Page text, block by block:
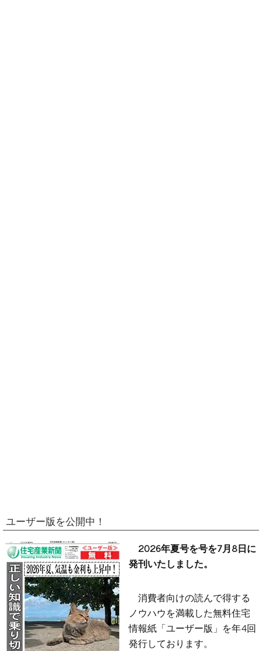
ユーザー版を公開中！
2026年夏号を号を7月8日に
発刊いたしました。
消費者向けの読んで得する
ノウハウを満載した無料住宅
情報紙「ユーザー版」を年4回
発行しております。